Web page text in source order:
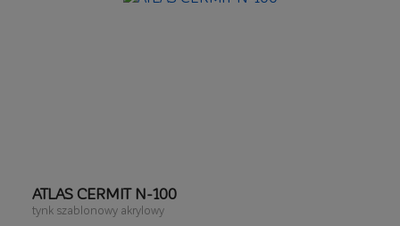
ATLAS CERMIT N-100
tynk szablonowy akrylowy